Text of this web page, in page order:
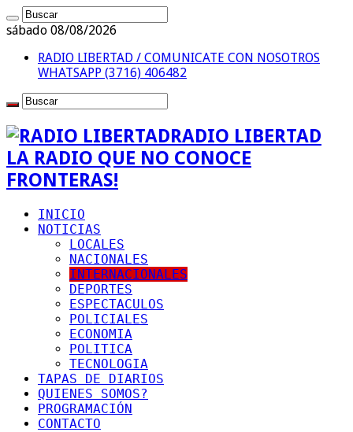
sábado 08/08/2026
RADIO LIBERTAD / COMUNICATE CON NOSOTROS
WHATSAPP (3716) 406482
RADIO LIBERTAD
LA RADIO QUE NO CONOCE
FRONTERAS!
INICIO
NOTICIAS
LOCALES
NACIONALES
INTERNACIONALES
DEPORTES
ESPECTACULOS
POLICIALES
ECONOMIA
POLITICA
TECNOLOGIA
TAPAS DE DIARIOS
QUIENES SOMOS?
PROGRAMACIÓN
CONTACTO